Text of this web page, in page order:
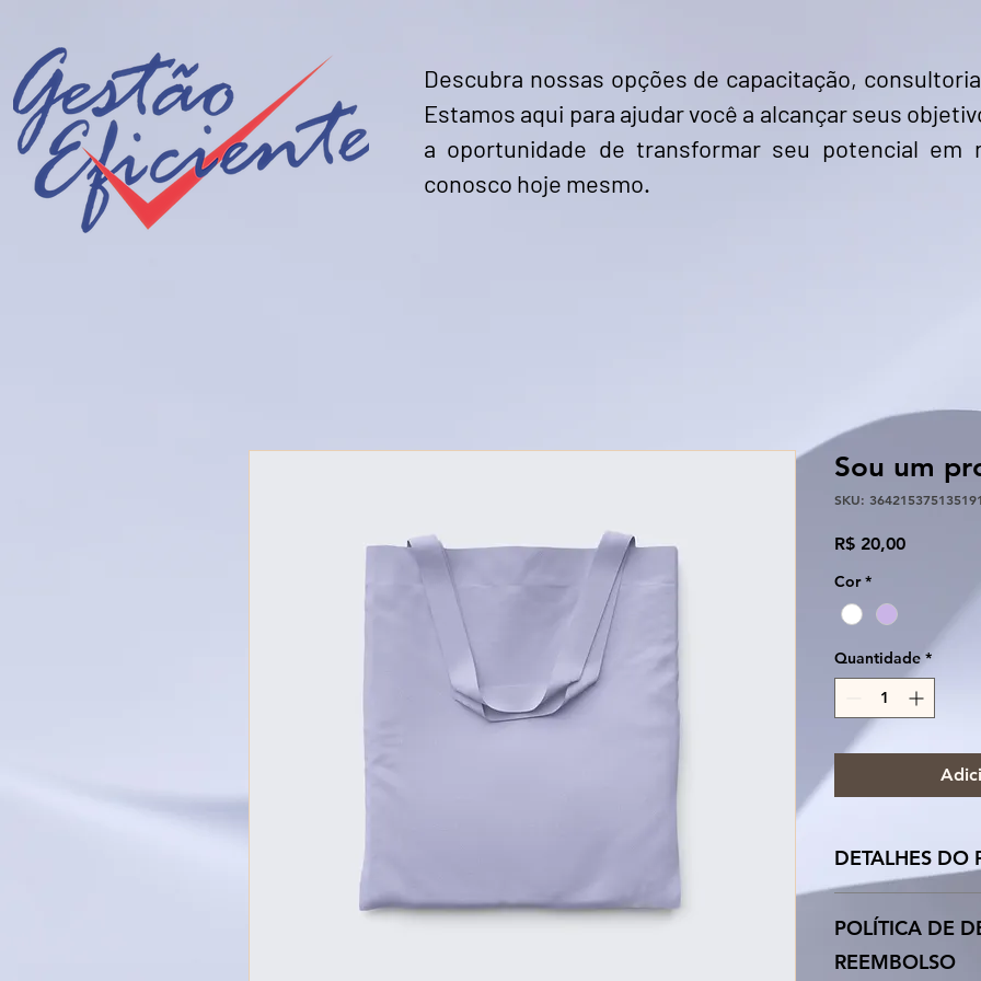
Descubra nossas opções de capacitação,
Estamos aqui para ajudar você a alcançar seus
a oportunidade de transformar seu potencial em
conosco hoje mesmo.
Sou um
SKU: 364215375135191
R$ 20,00Preço
Cor *
Quantidade *
DETALHES DO
seu produto, como
especiais e
ótimo lugar para
POLÍTICA DE
REEMBOLSO